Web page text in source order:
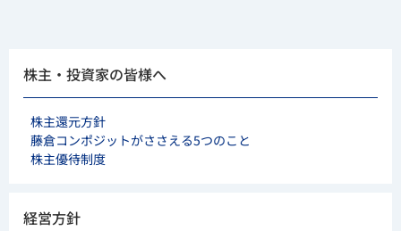
株主・投資家の皆様へ
株主還元方針
藤倉コンポジットがささえる5つのこと
株主優待制度
経営方針